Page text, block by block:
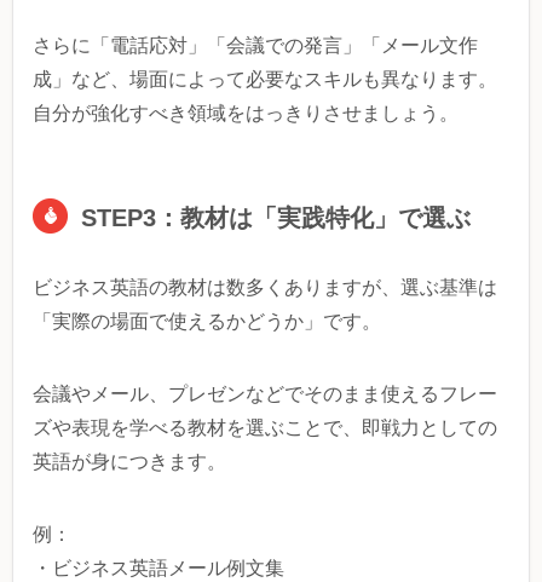
さらに「電話応対」「会議での発言」「メール文作
成」など、場面によって必要なスキルも異なります。
自分が強化すべき領域をはっきりさせましょう。
STEP3：教材は「実践特化」で選ぶ
ビジネス英語の教材は数多くありますが、選ぶ基準は
「実際の場面で使えるかどうか」です。
会議やメール、プレゼンなどでそのまま使えるフレー
ズや表現を学べる教材を選ぶことで、即戦力としての
英語が身につきます。
例：
・ビジネス英語メール例文集